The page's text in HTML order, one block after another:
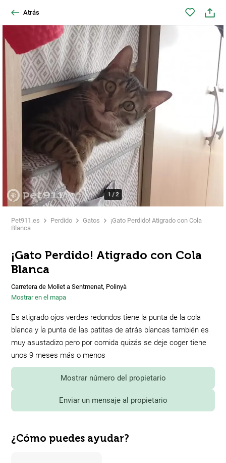
Atrás
1 /2
Pet911.es Perdido Gatos
¡Gato Perdido! Atigrado con Cola
Blanca
¡Gato Perdido! Atigrado con Cola
Blanca
Carretera de Mollet a Sentmenat, Polinyà
Mostrar en el mapa
Es atigrado ojos verdes redondos tiene la punta de la cola
blanca y la punta de las patitas de atrás blancas también es
muy asustadizo pero por comida quizás se deje coger tiene
unos 9 meses más o menos
Mostrar número del propietario
Enviar un mensaje al propietario
¿Cómo puedes ayudar?